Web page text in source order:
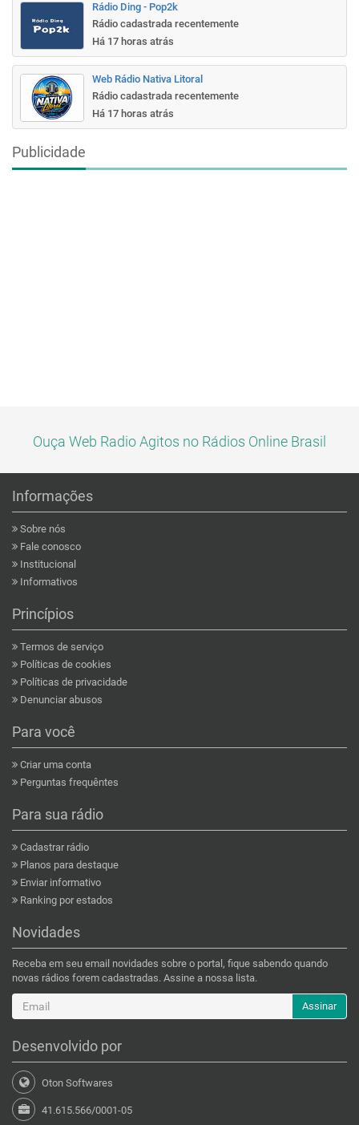
Rádio Ding - Pop2k
Rádio cadastrada recentemente
Há 17 horas atrás
Web Rádio Nativa Litoral
Rádio cadastrada recentemente
Há 17 horas atrás
Publicidade
Ouça Web Radio Agitos no Rádios Online Brasil
Informações
Sobre nós
Fale conosco
Institucional
Informativos
Princípios
Termos de serviço
Políticas de cookies
Políticas de privacidade
Denunciar abusos
Para você
Criar uma conta
Perguntas frequêntes
Para sua rádio
Cadastrar rádio
Planos para destaque
Enviar informativo
Ranking por estados
Novidades
Receba em seu email novidades sobre o portal, fique sabendo quando
novas rádios forem cadastradas. Assine a nossa lista.
Assinar
Desenvolvido por
Oton Softwares
41.615.566/0001-05